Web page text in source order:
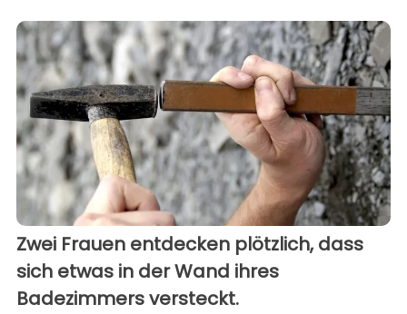
Zwei Frauen entdecken plötzlich, dass
sich etwas in der Wand ihres
Badezimmers versteckt.